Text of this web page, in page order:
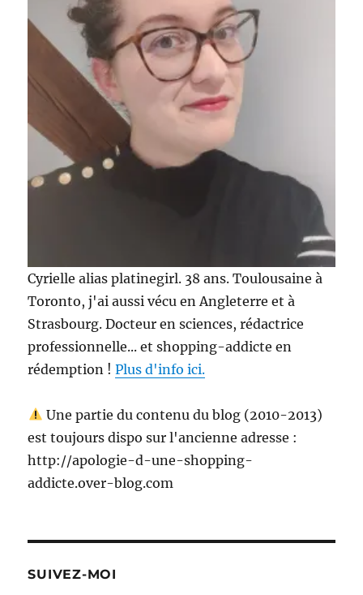
Cyrielle alias platinegirl. 38 ans. Toulousaine à
Toronto, j'ai aussi vécu en Angleterre et à
Strasbourg. Docteur en sciences, rédactrice
professionnelle... et shopping-addicte en
rédemption !Plus d'info ici.
Une partie du contenu du blog (2010-2013)
est toujours dispo sur l'ancienne adresse :
http://apologie-d-une-shopping-
addicte.over-blog.com
SUIVEZ-MOI